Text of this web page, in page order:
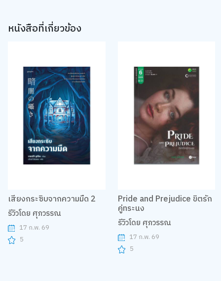
หนังสือที่เกี่ยวข้อง
เสียงกระซิบจากความมืด 2
รีวิวโดย ศุภวรรณ
17 ก.พ. 69
5
Pride and Prejudice ขิตรัก
คู่ทระนง
รีวิวโดย ศุภวรรณ
17 ก.พ. 69
5